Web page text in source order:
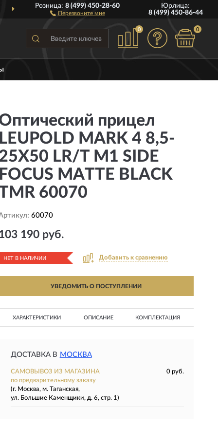
ДОСТАВИМ ПО ВСЕЙ РОССИИ
Розница:8 (499) 450-28-60
Перезвоните мне
Юрлица:
8 (499) 450-86-44
0 0
прицел
MARK 4 8,5-
LR/T M1 SIDE
MATTE BLACK
60070
60070
190 руб.
НЕТ В НАЛИЧИИ Добавить к сравнению
УВЕДОМИТЬ О ПОСТУПЛЕНИИ
ХАРАКТЕРИСТИКИ ОПИСАНИЕ КОМПЛЕКТАЦИЯ
ДОСТАВКА В МОСКВА
САМОВЫВОЗ ИЗ МАГАЗИНА
0 руб.
по предварительному заказу
(г. Москва, м. Таганская,
ул. Большие Каменщики, д. 6, стр. 1)